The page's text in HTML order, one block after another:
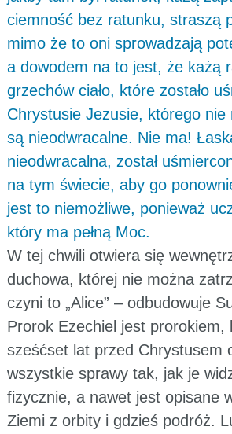
ciemność bez ratunku, straszą
mimo że to oni sprowadzają
a dowodem na to jest, że każą
grzechów ciało, które zostało
Chrystusie Jezusie, którego
są nieodwracalne. Nie ma!
nieodwracalna, został
na tym świecie, aby go
jest to niemożliwe, ponieważ
który ma pełną Moc.
W tej chwili otwiera się
duchowa, której nie można
czyni to „Alice” – odbudowuje
Prorok Ezechiel jest prorokiem,
sześćset lat przed Chrystusem
wszystkie sprawy tak, jak je
fizycznie, a nawet jest opisane
Ziemi z orbity i gdzieś podróż.